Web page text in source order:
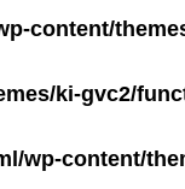
レスキュ
（年中無
content/
ki-gvc2/
wp-content/